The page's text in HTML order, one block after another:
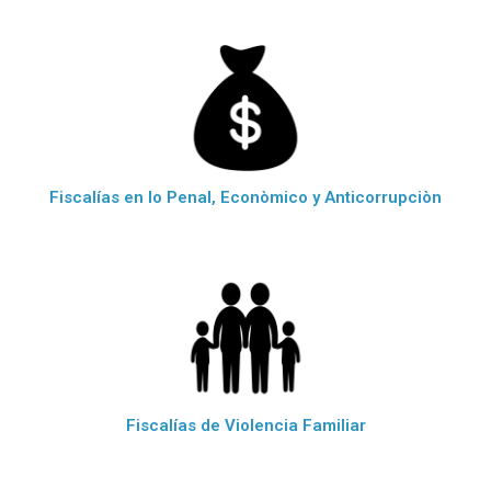
Fiscalías en lo Penal, Econòmico y Anticorrupciòn
Fiscalías de Violencia Familiar